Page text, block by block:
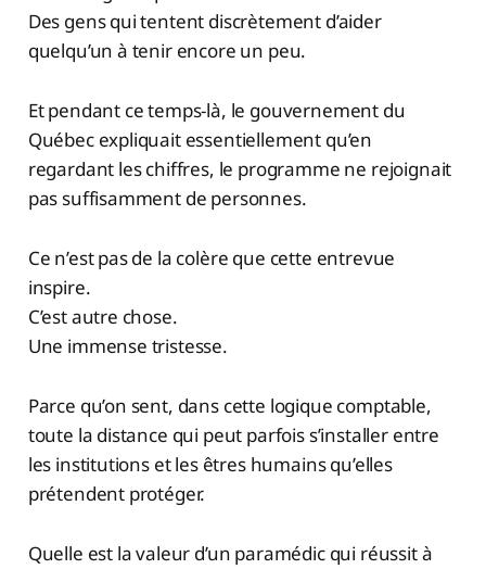
Des gens qui tentent discrètement d’aider
quelqu’un à tenir encore un peu.
Et pendant ce temps-là, le gouvernement du
Québec expliquait essentiellement qu’en
regardant les chiffres, le programme ne rejoignait
pas suffisamment de personnes.
Ce n’est pas de la colère que cette entrevue
inspire.
C’est autre chose.
Une immense tristesse.
Parce qu’on sent, dans cette logique comptable,
toute la distance qui peut parfois s’installer entre
les institutions et les êtres humains qu’elles
prétendent protéger.
Quelle est la valeur d’un paramédic qui réussit à